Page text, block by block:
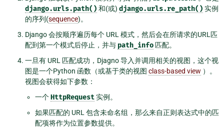
django.urls.path() 和(或) django.urls.re_path() 实例
的序列(sequence)。
Django 会按顺序遍历每个 URL 模式，然后会在所请求的URL匹
配到第一个模式后停止，并与 path_info 匹配。
一旦有 URL 匹配成功，Djagno 导入并调用相关的视图，这个视
图是一个Python 函数（或基于类的视图 class-based view ）。
视图会获得如下参数：
一个HttpRequest实例。
如果匹配的 URL 包含未命名组，那么来自正则表达式中的匹
配项将作为位置参数提供。